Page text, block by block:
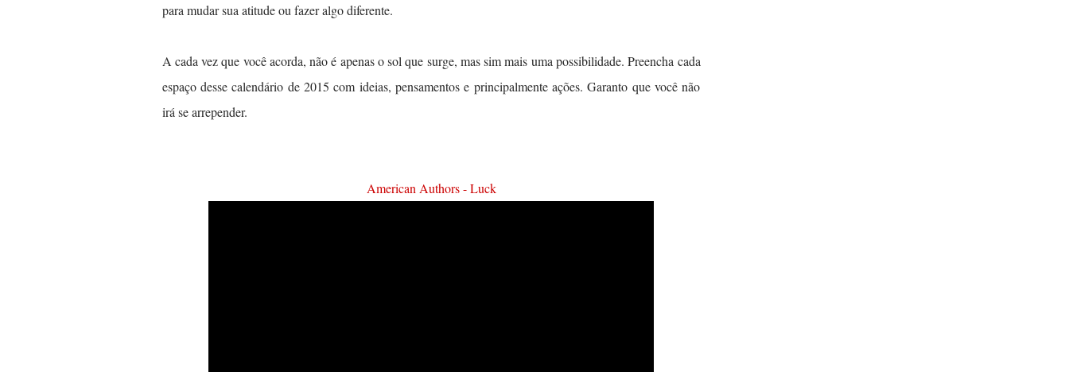
para mudar sua atitude ou fazer algo diferente.
A cada vez que você acorda, não é apenas o sol que surge, mas sim mais uma possibilidade. Preencha cada
espaço desse calendário de 2015 com ideias, pensamentos e principalmente ações. Garanto que você não
irá se arrepender.
American Authors - Luck